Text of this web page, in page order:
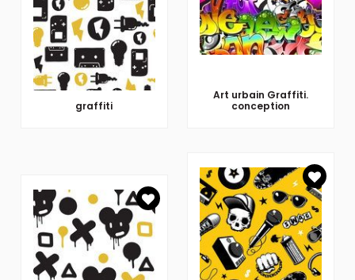
graffiti
Art urbain Graffiti.
conception